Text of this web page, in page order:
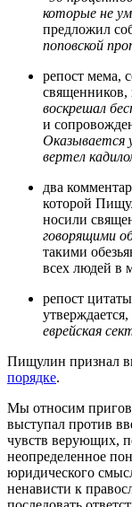
которые не
предложил
поповской
репост мема,
воскрешал
и
Оказывается
вертел
два
которой
носили
говорящими
такими
всех людей в
репост
еврейская
Пищулин признал
порядке.
Мы относим
выступал против
чувств верующих,
неопределенное
юридического
ненависти к